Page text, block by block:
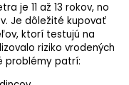
je 11 až 13 rokov, no
Je dôležité kupovať
ktorí testujú na
riziko vrodených
problémy patrí: